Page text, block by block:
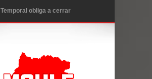
Temporal obliga a cerrar
Chancho en Talca tras caída de
ramas cerca de carpas